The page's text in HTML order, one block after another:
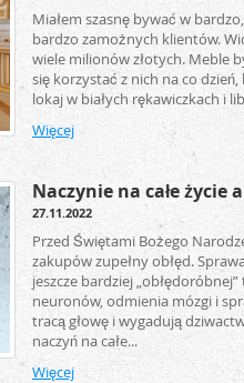
Miałem szasnę bywać w
bardzo zamożnych klientów.
wiele milionów złotych. Meble
się korzystać z nich na co
lokaj w białych rękawiczkach i
Więcej
Naczynie na całe życie
27.11.2022
Przed Świętami Bożego
zakupów zupełny obłęd.
jeszcze bardziej
neuronów, odmienia mózgi i
tracą głowę i wygadują
naczyń na całe...
Więcej